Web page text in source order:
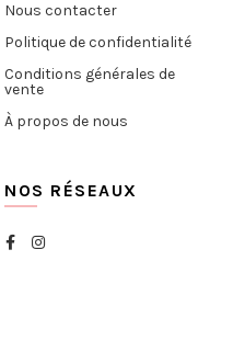
Nous contacter
Politique de confidentialité
Conditions générales de
vente
À propos de nous
NOS RÉSEAUX